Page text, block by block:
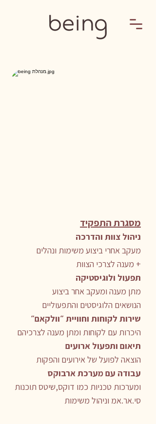
מסגרת התפקיד
ניהול צוות והדרכה
מעקב אחרי ביצוע משימות ונהלים
מענה לצרכי הצוות +
תפעול ולוגיסטיקה
מתן מענה ומעקב אחר ביצוע
הנושאים הלוגיסטים והתפעוליים
שירות לקוחות וחוויית ״וולקאם״
היכרות עם לקוחות ומתן מענה לצרכיהם
תיאום ותפעול ארועים
הוצאה לפועל של אירועים והפקות
עבודה עם מערכת ארבוקס
ומערכות טכניות כמו דוקס,שיטס תוכנות
סי.אר.אמ וניהול משימות